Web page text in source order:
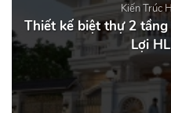
Kiến Trúc
Thiết kế biệt thự 2
Lợi